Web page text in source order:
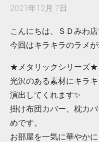
2021年12月 7日
こんにちは、ＳＤみわ店
今回はキラキラのラメ
★メタリックシリーズ★
光沢のある素材にキラ
演出してくれます✨
掛け布団カバー、枕カ
めです。
お部屋を一気に華やか